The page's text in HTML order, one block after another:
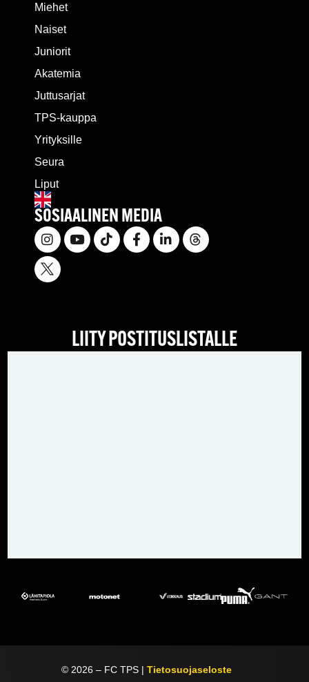
Miehet
Naiset
Juniorit
Akatemia
Juttusarjat
TPS-kauppa
Yrityksille
Seura
Liput
SOSIAALINEN MEDIA
LIITY POSTITUSLISTALLE
©2026 – FC TPS |Tietosuojaseloste